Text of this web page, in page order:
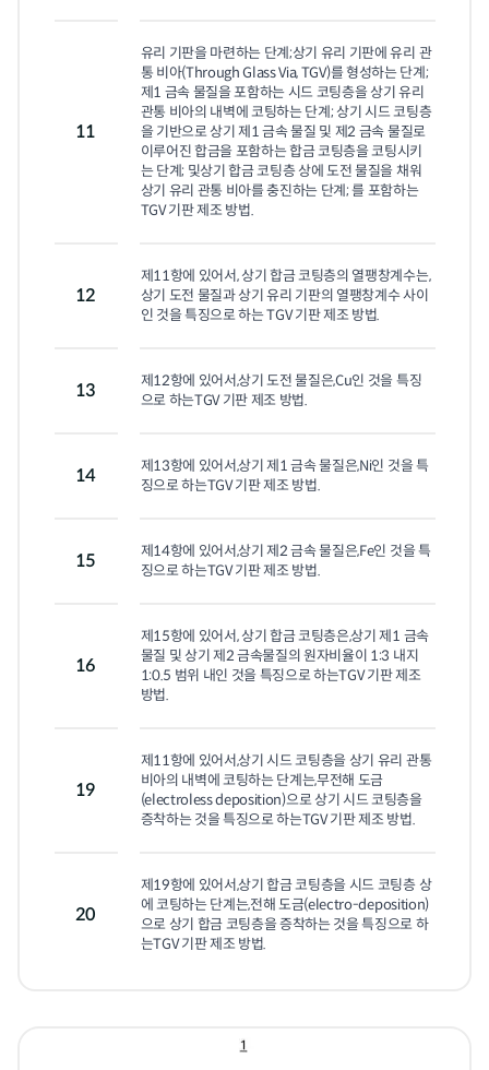
11
유리 기판을 마련하는 단계;상기 유리 기판에 유리 관
통 비아(Through Glass Via, TGV)를 형성하는 단계;
제1 금속 물질을 포함하는 시드 코팅층을 상기 유리
관통 비아의 내벽에 코팅하는 단계; 상기 시드 코팅층
을 기반으로 상기 제1 금속 물질 및 제2 금속 물질로
이루어진 합금을 포함하는 합금 코팅층을 코팅시키
는 단계; 및상기 합금 코팅층 상에 도전 물질을 채워
상기 유리 관통 비아를 충진하는 단계; 를 포함하는
TGV 기판 제조 방법.
12
제11항에 있어서, 상기 합금 코팅층의 열팽창계수는,
상기 도전 물질과 상기 유리 기판의 열팽창계수 사이
인 것을 특징으로 하는 TGV 기판 제조 방법.
13
제12항에 있어서,상기 도전 물질은,Cu인 것을 특징
으로 하는TGV 기판 제조 방법.
14
제13항에 있어서,상기 제1 금속 물질은,Ni인 것을 특
징으로 하는TGV 기판 제조 방법.
15
제14항에 있어서,상기 제2 금속 물질은,Fe인 것을 특
징으로 하는TGV 기판 제조 방법.
16
제15항에 있어서, 상기 합금 코팅층은,상기 제1 금속
물질 및 상기 제2 금속물질의 원자비율이 1:3 내지
1:0.5 범위 내인 것을 특징으로 하는TGV 기판 제조
방법.
19
제11항에 있어서,상기 시드 코팅층을 상기 유리 관통
비아의 내벽에 코팅하는 단계는,무전해 도금
(electroless deposition)으로 상기 시드 코팅층을
증착하는 것을 특징으로 하는TGV 기판 제조 방법.
20
제19항에 있어서,상기 합금 코팅층을 시드 코팅층 상
에 코팅하는 단계는,전해 도금(electro-deposition)
으로 상기 합금 코팅층을 증착하는 것을 특징으로 하
는TGV 기판 제조 방법.